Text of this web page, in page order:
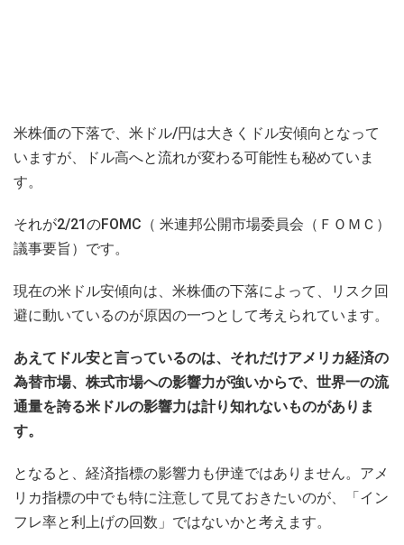
米株価の下落で、米ドル/円は大きくドル安傾向となって
いますが、ドル高へと流れが変わる可能性も秘めていま
す。
それが2/21のFOMC（ 米連邦公開市場委員会（ＦＯＭＣ）
議事要旨）です。
現在の米ドル安傾向は、米株価の下落によって、リスク回
避に動いているのが原因の一つとして考えられています。
あえてドル安と言っているのは、それだけアメリカ経済の
為替市場、株式市場への影響力が強いからで、世界一の流
通量を誇る米ドルの影響力は計り知れないものがありま
す。
となると、経済指標の影響力も伊達ではありません。アメ
リカ指標の中でも特に注意して見ておきたいのが、「イン
フレ率と利上げの回数」ではないかと考えます。